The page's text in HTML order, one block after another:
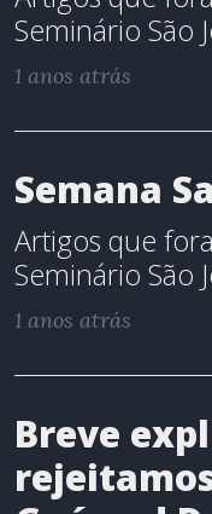
Seminário São
1 anos atrás
Semana
Artigos que
Seminário São
1 anos atrás
Breve